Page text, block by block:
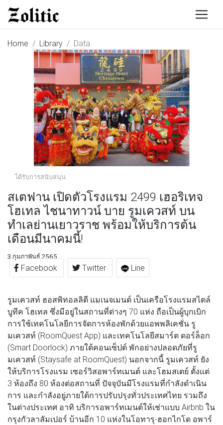
Home Library Data
ได้รับการสนับสนุน
สเตฟาน เปิดตัวโรงแรม 2499 เฮอริเทจ
โฮเทล ไชนาทาวน์ บาย รูมเควสท์ บน
ทำเลย่านเยาวราช พร้อมให้บริการต้น
เดือนมีนาคมนี้!
3 กุมภาพันธ์ 2565
Facebook Twitter Line
รูมเควสท์ ฮอสพิทอลลิตี แมเนจเมนต์ เป็นเครือโรงแรมสไตล์
บูทีค โฮเทล ซึ่งมีอยู่ในสถานที่ต่างๆ 70 แห่ง ถือเป็นผู้บุกเบิก
การใช้เทคโนโลยีการจัดการห้องพักด้วยแอพพลิเคชั่น รู
มเควสท์ (RoomQuest App) และเทคโนโลยีสมาร์ต ดอร์ล็อก
(Smart Doorlock) ภายใต้คอนเซ็ปต์ พักอย่างปลอดภัยที่รู
มเควสท์ (Staysafe at RoomQuest) นอกจากนี้ รูมเควสท์ ยัง
ให้บริการโรงแรม เซอร์วิสอพาร์ทเมนต์ และโฮมสเตย์ ตั้งแต่
3 ห้องถึง 80 ห้องต่อสถานที่ ปัจจุบันมีโรงแรมที่กำลังดำเนิน
การ และกำลังอยู่ภายใต้การปรับปรุงทั่วประเทศไทย รวมถึง
ในต่างประเทศ อาทิ บริการอพาร์ทเมนต์ให้เช่าแบบ Airbnb ใน
กรุงกัวลาลัมเปอร์ บ้านอีก 10 แห่งในโอทารุ-ฮอกไกโด อพาร์